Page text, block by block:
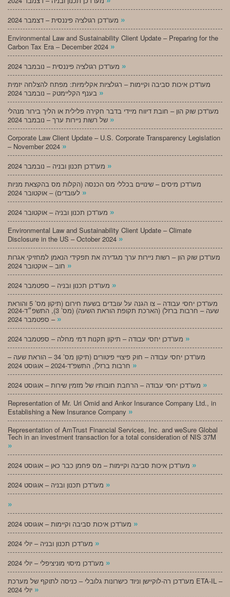
»
Environmental Law and Sustainability Client Update – Preparing for the
Carbon Tax Era – December 2024 »
»
מעו”דכן איכות סביבה וקיימות – רגולציות אקלימיות: מפתח להצלחה יזמית
»
מעו”דכן שוק הון – חובת דיווח מיידי בדבר חקירה פלילית או הליך בירור מנהלי
»
Corporate Law Client Update – U.S. Corporate Transparency Legislation
– November 2024 »
»
מעו”דכן מיסים – שינויים בכללי מס הכנסה (הקלות מס בהקצאת מניות
»
»
Environmental Law and Sustainability Client Update – Climate
Disclosure in the US – October 2024 »
מעו”דכן שוק הון – רשות ניירות ערך מגדירה את תפקידי הנאמן למחזיקי אגרות
»
»
מעו”דכן יחסי עבודה – צו הגנה על עובדים בשעת חירום (תיקון מס’ 5 והוראת
שעה – חרבות ברזל) (הארכת תקופת הוראת השעה) (מס’ 3), התשפ״ד-2024
– ספטמבר 2024 »
»
מעו”דכן יחסי עבודה – חוק פיצויי פיטורים (תיקון מס’ 34 – הוראת שעה –
»
»
Representation of Mr. Uri Omid and Ankor Insurance Company Ltd., in
Establishing a New Insurance Company »
Representation of AmTrust Financial Services, Inc. and weSure Global
Tech in an investment transaction for a total consideration of NIS 37M
»
»
»
»
»
»
»
מעו”דכן רה-לוקיישן וניוד כישרונות גלובלי – כניסה לתוקף של מערכת ETA-IL –
»